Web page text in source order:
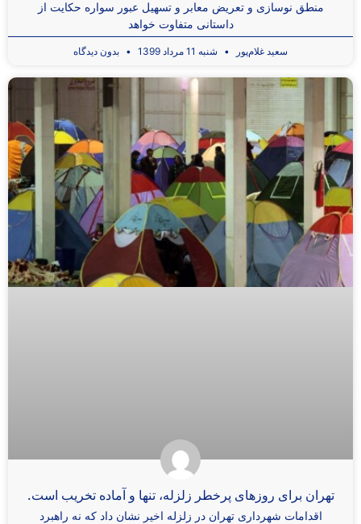
منطق نوسازی و تعریض معابر و تسهیل عبور سواره حکایت از
داستانی متفاوت خواهد
سعید غلام‌پور شنبه 11 مرداد 1399 بدون دیدگاه
تهران برای روزهای پرخطر زلزله، تنها و آماده تخریب است.
اقدامات شهرداری تهران در زلزله اخیر نشان داد که نه راهبرد